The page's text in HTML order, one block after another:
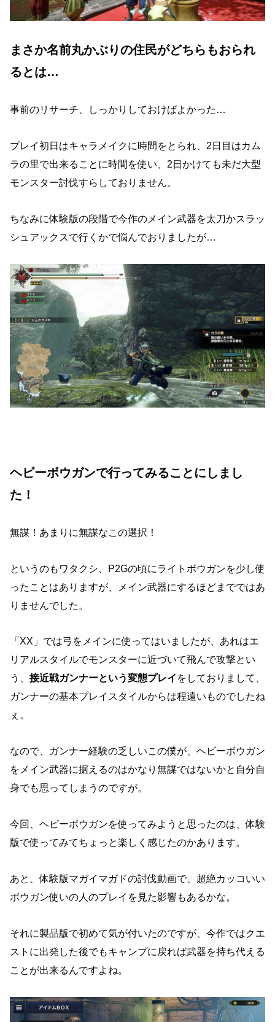
まさか名前丸かぶりの住民がどちらもおられ
るとは…
事前のリサーチ、しっかりしておけばよかった…
プレイ初日はキャラメイクに時間をとられ、2日目はカム
ラの里で出来ることに時間を使い、2日かけても未だ大型
モンスター討伐すらしておりません。
ちなみに体験版の段階で今作のメイン武器を太刀かスラッ
シュアックスで行くかで悩んでおりましたが…
ヘビーボウガンで行ってみることにしまし
た！
無謀！あまりに無謀なこの選択！
というのもワタクシ、P2Gの頃にライトボウガンを少し使
ったことはありますが、メイン武器にするほどまでではあ
りませんでした。
「XX」では弓をメインに使ってはいましたが、あれはエ
リアルスタイルでモンスターに近づいて飛んで攻撃とい
う、 接近戦ガンナーという変態プレイ をしておりまして、
ガンナーの基本プレイスタイルからは程遠いものでしたね
ぇ。
なので、ガンナー経験の乏しいこの僕が、ヘビーボウガン
をメイン武器に据えるのはかなり無謀ではないかと自分自
身でも思ってしまうのですが。
今回、ヘビーボウガンを使ってみようと思ったのは、体験
版で使ってみてちょっと楽しく感じたのかあります。
あと、体験版マガイマガドの討伐動画で、超絶カッコいい
ボウガン使いの人のプレイを見た影響もあるかな。
それに製品版で初めて気が付いたのですが、今作ではクエ
ストに出発した後でもキャンプに戻れば武器を持ち代える
ことが出来るんですよね。